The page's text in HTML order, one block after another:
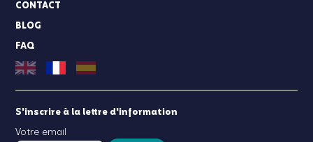
CONTACT
BLOG
FAQ
S'inscrire à la lettre d'information
Votre email